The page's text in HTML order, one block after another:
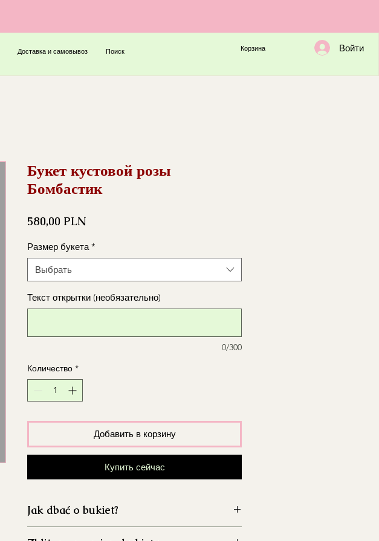
Доставка и самовывоз Поиск Корзина Войти
Букет кустовой розы
Бомбастик
580,00 PLNЦена
Размер букета *
Выбрать
Текст открытки (необязательно)
0/300
Количество *
Добавить в корзину
Купить сейчас
Jak dbać o bukiet?